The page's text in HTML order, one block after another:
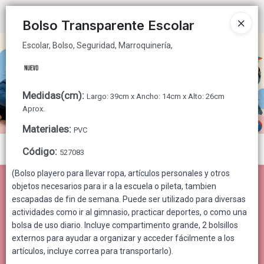
Escolar, Bolso, Seguridad, Marroquinería,
Bolso Transparente Escolar
Escolar, Bolso, Seguridad, Marroquinería,
Medidas(cm): Largo: 39cm x Ancho: 14cm x Alto: 26cm
Aprox.
Materiales: PVC
Código: 527083
(Bolso playero para llevar ropa, artículos personales y otros
objetos necesarios para ir a la escuela o pileta, tambien
escapadas de fin de semana. Puede ser utilizado para diversas
actividades como ir al gimnasio, practicar deportes, o como una
bolsa de uso diario. Incluye compartimento grande, 2 bolsillos
externos para ayudar a organizar y acceder fácilmente a los
artículos, incluye correa para transportarlo).
CÓMO COMPRAR
CONTACTO
Menú
Escolar, Bolso, Seguridad, Marroquinería,
Lista vacía